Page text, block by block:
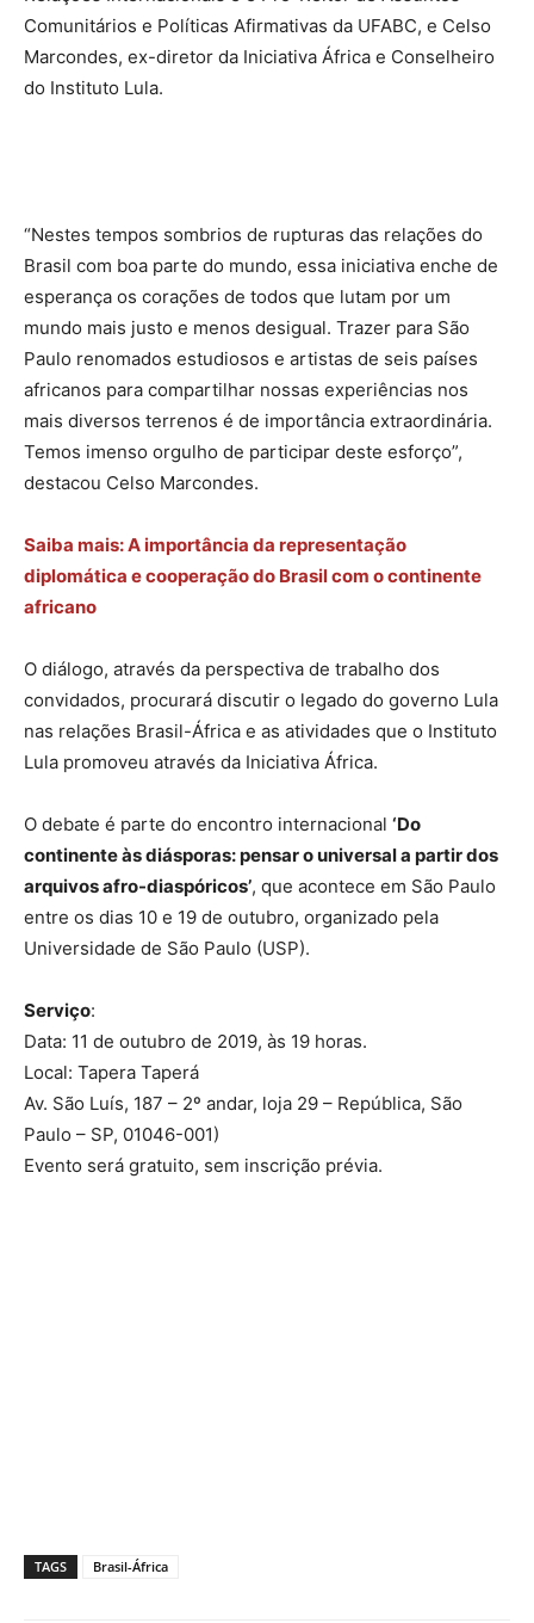
Comunitários e Políticas Afirmativas da UFABC, e Celso
Marcondes, ex-diretor da Iniciativa África e Conselheiro
do Instituto Lula.
“Nestes tempos sombrios de rupturas das relações do
Brasil com boa parte do mundo, essa iniciativa enche de
esperança os corações de todos que lutam por um
mundo mais justo e menos desigual. Trazer para São
Paulo renomados estudiosos e artistas de seis países
africanos para compartilhar nossas experiências nos
mais diversos terrenos é de importância extraordinária.
Temos imenso orgulho de participar deste esforço”,
destacou Celso Marcondes.
Saiba mais: A importância da representação
diplomática e cooperação do Brasil com o continente
africano
O diálogo, através da perspectiva de trabalho dos
convidados, procurará discutir o legado do governo Lula
nas relações Brasil-África e as atividades que o Instituto
Lula promoveu através da Iniciativa África.
O debate é parte do encontro internacional ‘Do
continente às diásporas: pensar o universal a partir dos
arquivos afro-diaspóricos’, que acontece em São Paulo
entre os dias 10 e 19 de outubro, organizado pela
Universidade de São Paulo (USP).
Serviço:
Data: 11 de outubro de 2019, às 19 horas.
Local: Tapera Taperá
Av. São Luís, 187 – 2º andar, loja 29 – República, São
Paulo – SP, 01046-001)
Evento será gratuito, sem inscrição prévia.
TAGS Brasil-África